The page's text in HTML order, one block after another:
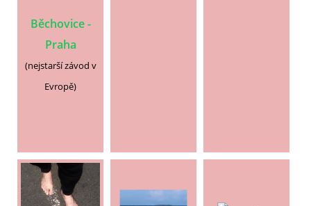
Běchovice -
Praha
(nejstarší závod v
Evropě)